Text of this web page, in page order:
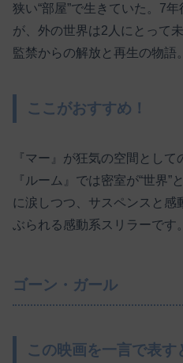
狭い“部屋”で生きていた。7
が、外の世界は2人にとって
監禁からの解放と再生の物語。
ここがおすすめ！
『マー』が狂気の空間として
『ルーム』では密室が“世界
に涙しつつ、サスペンスと感
ぶられる感動系スリラーです。
ゴーン・ガール
この映画を一言で表す